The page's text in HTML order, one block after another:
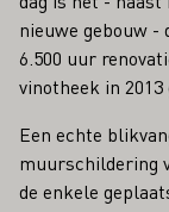
nieuwe gebouw -
6.500 uur
vinotheek in 2013
Een echte
muurschildering
de enkele